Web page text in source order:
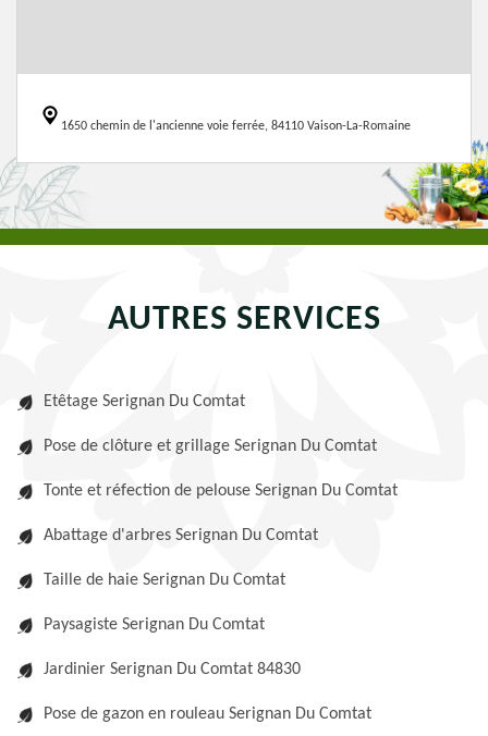
1650 chemin de l'ancienne voie ferrée, 84110 Vaison-La-Romaine
AUTRES SERVICES
Etêtage Serignan Du Comtat
Pose de clôture et grillage Serignan Du Comtat
Tonte et réfection de pelouse Serignan Du Comtat
Abattage d'arbres Serignan Du Comtat
Taille de haie Serignan Du Comtat
Paysagiste Serignan Du Comtat
Jardinier Serignan Du Comtat 84830
Pose de gazon en rouleau Serignan Du Comtat